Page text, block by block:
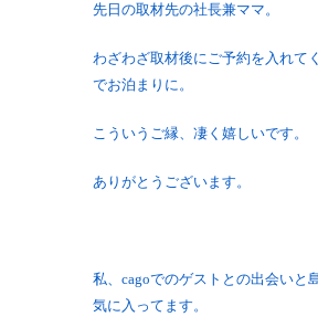
先日の取材先の社長兼ママ。
わざわざ取材後にご予約を入れて
でお泊まりに。
こういうご縁、凄く嬉しいです。
ありがとうございます。
私、cagoでのゲストとの出会いと
気に入ってます。